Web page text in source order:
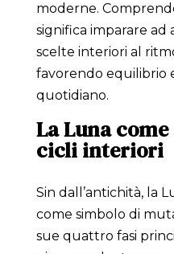
moderne.
significa imparare
scelte interiori al
favorendo equilibrio
quotidiano.
La Luna
cicli interiori
Sin dall’antichità, la
come simbolo di
sue quattro fasi